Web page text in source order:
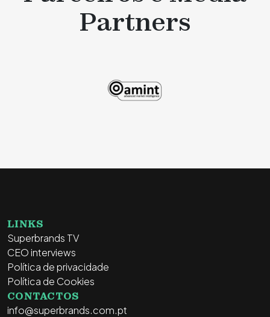
Partners
LINKS
Superbrands TV
CEO interviews
Política de privacidade
Política de Cookies
CONTACTOS
info@superbrands.com.pt